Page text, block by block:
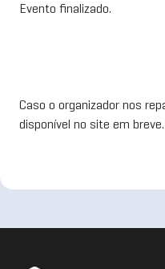
Evento finalizado.
Caso o organizador nos
disponível no site em breve.